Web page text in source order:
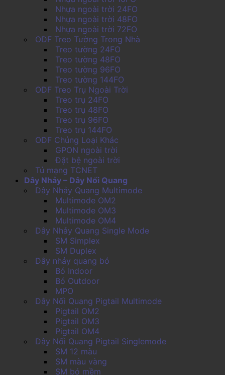
Nhựa ngoài trời 24FO
Nhựa ngoài trời 48FO
Nhựa ngoài trời 72FO
ODF Treo Tường Trong Nhà
Treo tường 24FO
Treo tường 48FO
Treo tường 96FO
Treo tường 144FO
ODF Treo Trụ Ngoài Trời
Treo trụ 24FO
Treo trụ 48FO
Treo trụ 96FO
Treo trụ 144FO
ODF Chủng Loại Khác
GPON ngoài trời
Đặt bệ ngoài trời
Tủ mạng TCNET
Dây Nhảy – Dây Nối Quang
Dây Nhảy Quang Multimode
Multimode OM2
Multimode OM3
Multimode OM4
Dây Nhảy Quang Single Mode
SM Simplex
SM Duplex
Dây nhảy quang bó
Bó Indoor
Bó Outdoor
MPO
Dây Nối Quang Pigtail Multimode
Pigtail OM2
Pigtail OM3
Pigtail OM4
Dây Nối Quang Pigtail Singlemode
SM 12 màu
SM màu vàng
SM bó mềm